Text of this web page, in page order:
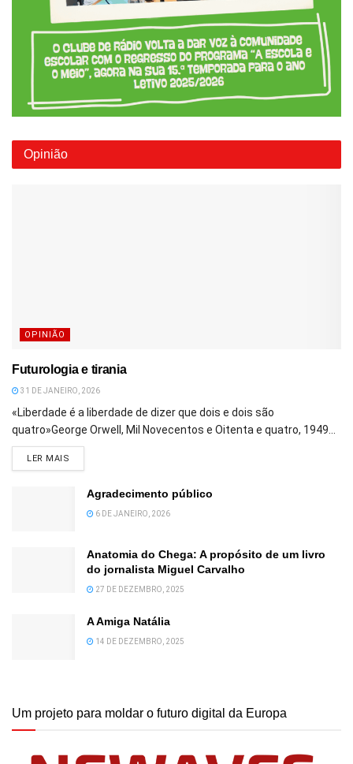
Opinião
OPINIÃO
Futurologia e tirania
31 DE JANEIRO, 2026
«Liberdade é a liberdade de dizer que dois e dois são
quatro»George Orwell, Mil Novecentos e Oitenta e quatro, 1949...
LER MAIS
Agradecimento público
6 DE JANEIRO, 2026
Anatomia do Chega: A propósito de um livro
do jornalista Miguel Carvalho
27 DE DEZEMBRO, 2025
A Amiga Natália
14 DE DEZEMBRO, 2025
Um projeto para moldar o futuro digital da Europa